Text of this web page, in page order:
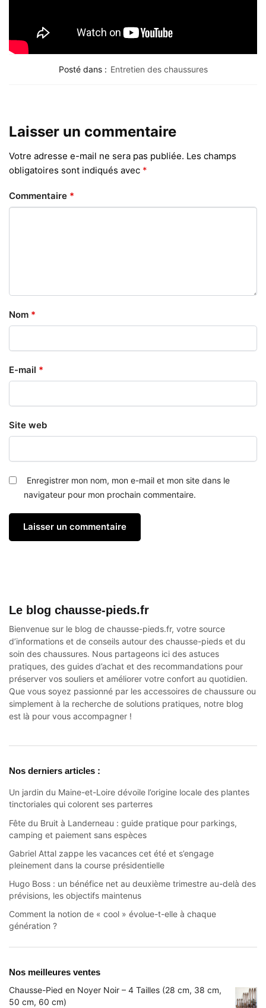
Posté dans : Entretien des chaussures
Laisser un commentaire
Votre adresse e-mail ne sera pas publiée. Les champs
obligatoires sont indiqués avec *
Commentaire *
Nom *
E-mail *
Site web
Enregistrer mon nom, mon e-mail et mon site dans le
navigateur pour mon prochain commentaire.
Le blog chausse-pieds.fr
Bienvenue sur le blog de chausse-pieds.fr, votre source
d’informations et de conseils autour des chausse-pieds et du
soin des chaussures. Nous partageons ici des astuces
pratiques, des guides d’achat et des recommandations pour
préserver vos souliers et améliorer votre confort au quotidien.
Que vous soyez passionné par les accessoires de chaussure ou
simplement à la recherche de solutions pratiques, notre blog
est là pour vous accompagner !
Nos derniers articles :
Un jardin du Maine-et-Loire dévoile l’origine locale des plantes
tinctoriales qui colorent ses parterres
Fête du Bruit à Landerneau : guide pratique pour parkings,
camping et paiement sans espèces
Gabriel Attal zappe les vacances cet été et s’engage
pleinement dans la course présidentielle
Hugo Boss : un bénéfice net au deuxième trimestre au-delà des
prévisions, les objectifs maintenus
Comment la notion de « cool » évolue-t-elle à chaque
génération ?
Nos meilleures ventes
Chausse-Pied en Noyer Noir – 4 Tailles (28 cm, 38 cm,
50 cm, 60 cm)